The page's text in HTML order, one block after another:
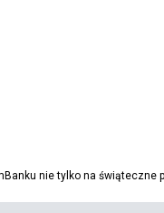
nie tylko na świąteczne